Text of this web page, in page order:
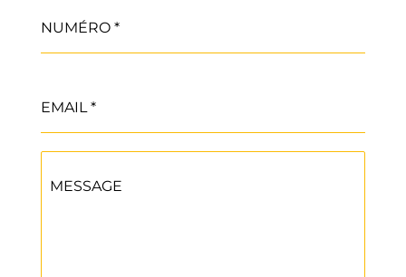
NUMÉRO *
EMAIL*
MESSAGE